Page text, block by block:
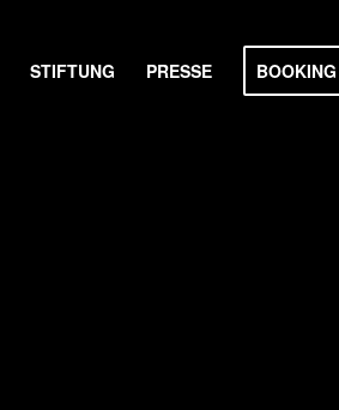
STIFTUNG PRESSE BOOKING